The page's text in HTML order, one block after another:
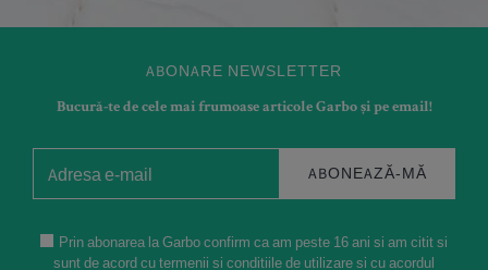
ABONARE NEWSLETTER
Bucură-te de cele mai frumoase articole Garbo și pe email!
ABONEAZĂ-MĂ
Prin abonarea la Garbo confirm ca am peste 16 ani si am citit si
sunt de acord cu termenii si conditiile de utilizare si cu acordul